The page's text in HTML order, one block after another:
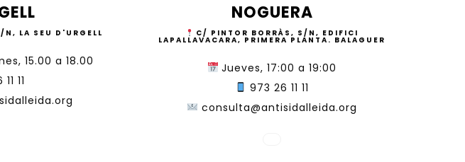
LA SEU D'URGELL
15.00 a 18.00
11
NOGUERA
C/ PINTOR BORRÀS, S/N, EDIFICI
LAPALLAVACARA, PRIMERA PLANTA. BALAGUER
Jueves, 17:00 a 19:00
973 26 11 11
consulta@antisidalleida.org